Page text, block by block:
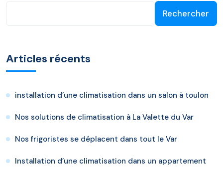
Rechercher
Articles récents
installation d’une climatisation dans un salon à toulon
Nos solutions de climatisation à La Valette du Var
Nos frigoristes se déplacent dans tout le Var
Installation d’une climatisation dans un appartement